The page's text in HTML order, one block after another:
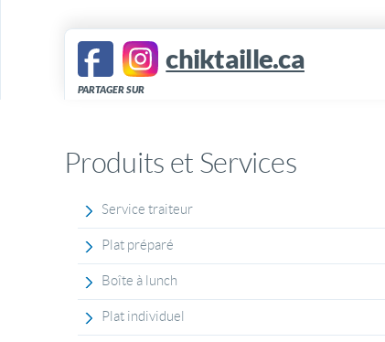
chiktaille.ca
PARTAGER SUR
Produits et Services
Service traiteur
Plat préparé
Boîte à lunch
Plat individuel